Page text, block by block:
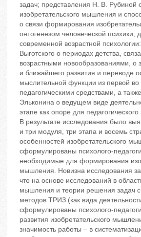
задач; представления Н. В. Рубиной
изобретательского мышления и
о связи формирования
онтогенезом человеческой психики;
современной возрастной
Выготского о периодах детства,
возрастными новообразованиями, о
и ближайшего развития и переводе
мыслительной функции из первой во
педагогическими средствами, а
Эльконина о ведущем виде
этапе как опоре для
В результате исследования было
и три модуля, три этапа и восемь
особенностей изобретательского
сформулированы психолого-
необходимые для формирования
мышления. Новизна исследования
что на основе исследований в
мышления и теории решения задач
методов ТРИЗ (как вида
сформулированы психолого-
развития изобретательского
значимость работы – в